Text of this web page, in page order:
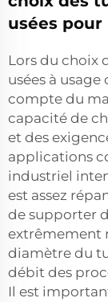
usées
Lors du choix
usées à
compte du
capacité de
et des
applications
industriel
est assez
de supporter
extrêmement
diamètre du
débit des
Il est